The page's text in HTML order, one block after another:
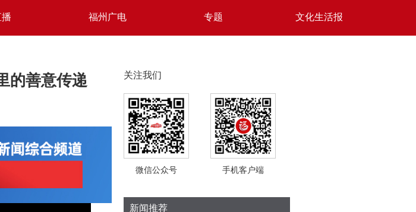
播 福州广电 专题 文化生活报
的善意传递 关注我们
微信公众号 手机客户端
新闻推荐